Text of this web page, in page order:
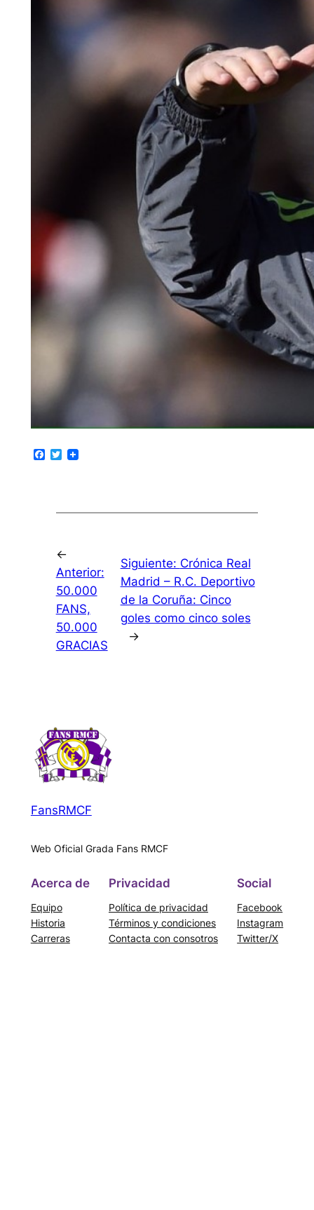
Facebook
Twitter
←
Anterior:
50.000
FANS,
50.000
GRACIAS
Siguiente: Crónica Real
Madrid – R.C. Deportivo
de la Coruña: Cinco
goles como cinco soles
→
FansRMCF
Web Oficial Grada Fans RMCF
Acerca de
Equipo
Historia
Carreras
Privacidad
Política de privacidad
Términos y condiciones
Contacta con consotros
Social
Facebook
Instagram
Twitter/X